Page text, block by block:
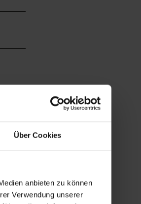
Über Cookies
anbieten zu können
Verwendung unserer